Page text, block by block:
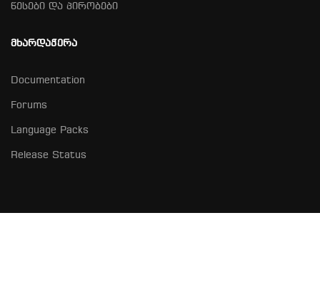
წესები და პირობები
ᲛᲮᲐᲠᲓᲐᲭᲔᲠᲐ
Documentation
Forums
Language Packs
Release Status